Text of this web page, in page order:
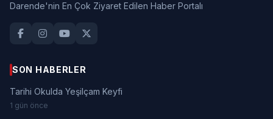
Darende'nin En Çok Ziyaret Edilen Haber Portalı
SON HABERLER
Tarihi Okulda Yeşilçam Keyfi
1 gün önce